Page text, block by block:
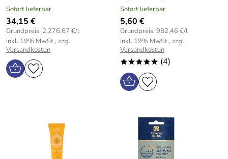
Sofort lieferbar
34,15 €
Grundpreis: 2.276,67 €/l
inkl. 19% MwSt., zzgl.
Versandkosten
Sofort lieferbar
5,60 €
Grundpreis: 982,46 €/l
inkl. 19% MwSt., zzgl.
Versandkosten
***** (4)